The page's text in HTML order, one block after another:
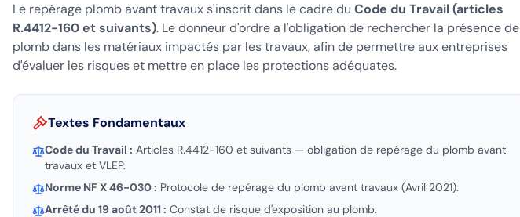
Le repérage plomb avant travaux s'inscrit dans le cadre du Code du Travail (articles
R.4412-160 et suivants). Le donneur d'ordre a l'obligation de rechercher la présence de
plomb dans les matériaux impactés par les travaux, afin de permettre aux entreprises
d'évaluer les risques et mettre en place les protections adéquates.
Textes Fondamentaux
Code du Travail : Articles R.4412-160 et suivants — obligation de repérage du plomb avant
travaux et VLEP.
Norme NF X 46-030 : Protocole de repérage du plomb avant travaux (Avril 2021).
Arrêté du 19 août 2011 : Constat de risque d'exposition au plomb.